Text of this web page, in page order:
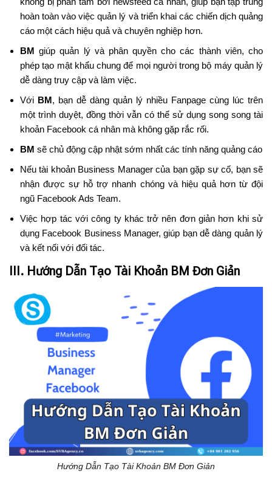
hoàn toàn vào việc quản lý và triển khai các chiến dịch quảng
cáo một cách hiệu quả và chuyên nghiệp hơn.
BMgiúp quản lý và phân quyền cho các thành viên, cho
phép tạo mật khẩu chung để mọi người trong bộ máy quản lý
dễ dàng truy cập và làm việc.
Với BM, bạn dễ dàng quản lý nhiều Fanpage cùng lúc trên
một trình duyệt, đồng thời vẫn có thể sử dụng song song tài
khoản Facebook cá nhân mà không gặp rắc rối.
BM sẽ chủ động cập nhật sớm nhất các tính năng quảng cáo
Nếu tài khoản Business Manager của bạn gặp sự cố, bạn sẽ
nhận được sự hỗ trợ nhanh chóng và hiệu quả hơn từ đội
ngũ Facebook Ads Team.
Việc hợp tác với công ty khác trở nên đơn giản hơn khi sử
dụng Facebook Business Manager, giúp bạn dễ dàng quản lý
và kết nối với đối tác.
III. Hướng Dẫn Tạo Tài Khoản BM Đơn Giản
Hướng Dẫn Tạo Tài Khoản BM Đơn Giản